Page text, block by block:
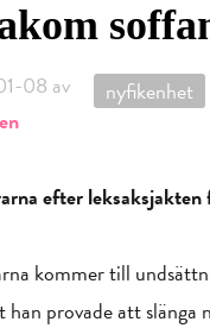
08 av
nyfikenhet
efter
kommer till
provade att slänga